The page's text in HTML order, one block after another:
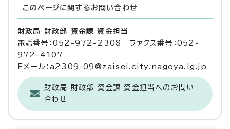
このページに関する お問い合わせ
財政局 財政部 資金課 資金担当
電話番号：052-972-2308 ファクス番号：052-
972-4107
Eメール：a2309-09@zaisei.city.nagoya.lg.jp
財政局 財政部 資金課 資金担当へのお問い
合わせ